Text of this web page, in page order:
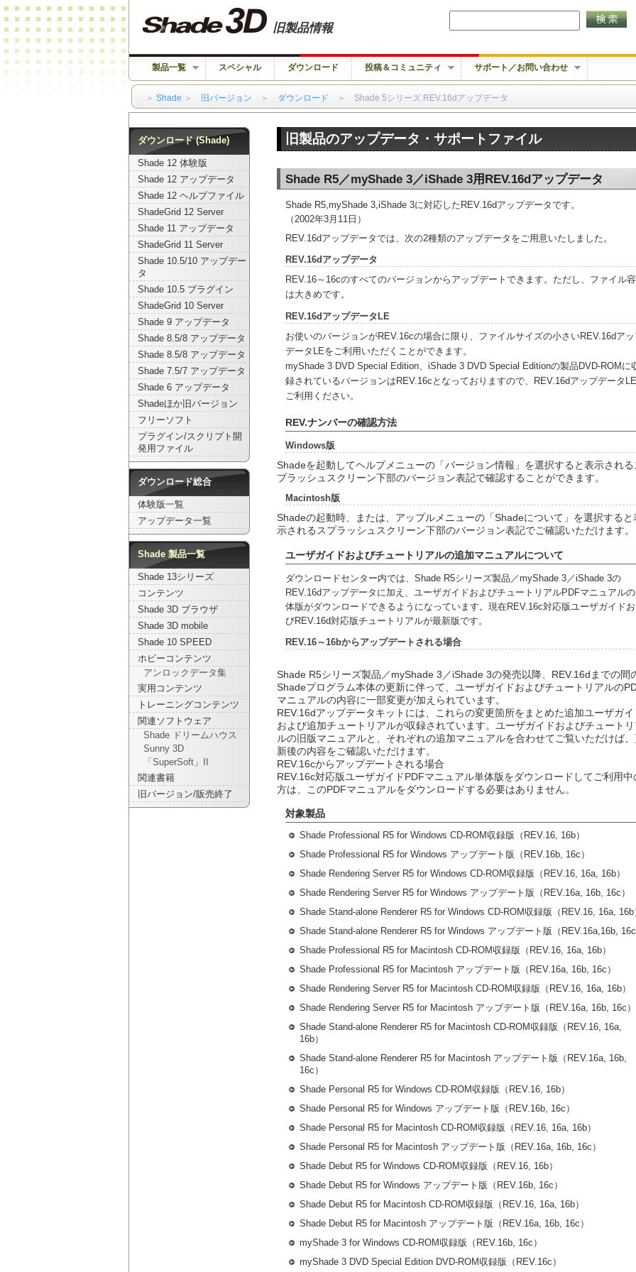
旧製品情報
製品一覧 スペシャル ダウンロード 投稿＆コミュニティ サポート／お問い合わせ
＞ Shade ＞ 旧バージョン ＞ ダウンロード ＞ Shade 5シリーズ REV.16dアップデータ
ダウンロード (Shade)
Shade 12 体験版
Shade 12 アップデータ
Shade 12 ヘルプファイル
ShadeGrid 12 Server
Shade 11 アップデータ
ShadeGrid 11 Server
Shade 10.5/10 アップデー
タ
Shade 10.5 プラグイン
ShadeGrid 10 Server
Shade 9 アップデータ
Shade 8.5/8 アップデータ
Shade 8.5/8 アップデータ
Shade 7.5/7 アップデータ
Shade 6 アップデータ
Shadeほか旧バージョン
フリーソフト
プラグイン/スクリプト開
発用ファイル
ダウンロード総合
体験版一覧
アップデータ一覧
Shade 製品一覧
Shade 13シリーズ
コンテンツ
Shade 3D ブラウザ
Shade 3D mobile
Shade 10 SPEED
ホビーコンテンツ
アンロックデータ集
実用コンテンツ
トレーニングコンテンツ
関連ソフトウェア
Shade ドリームハウス
Sunny 3D
「SuperSoft」II
関連書籍
旧バージョン/販売終了
旧製品のアップデータ・サポートファイル
Shade R5／myShade 3／iShade 3用REV.16dアップデータ
Shade R5,myShade 3,iShade 3に対応したREV.16dアップデータです。
（2002年3月11日）
REV.16dアップデータでは、次の2種類のアップデータをご用意いたしました。
REV.16dアップデータ
REV.16～16cのすべてのバージョンからアップデートできます。ただし、ファイル
は大きめです。
REV.16dアップデータLE
お使いのバージョンがREV.16cの場合に限り、ファイルサイズの小さいREV.16dア
データLEをご利用いただくことができます。
myShade 3 DVD Special Edition、iShade 3 DVD Special Editionの製品DVD-ROMに
録されているバージョンはREV.16cとなっておりますので、REV.16dアップデータ
ご利用ください。
REV.ナンバーの確認方法
Windows版
Shadeを起動してヘルプメニューの「バージョン情報」を選択すると表示される
プラッシュスクリーン下部のバージョン表記で確認することができます。
Macintosh版
Shadeの起動時、または、アップルメニューの「Shadeについて」を選択すると
示されるスプラッシュスクリーン下部のバージョン表記でご確認いただけます。
ユーザガイドおよびチュートリアルの追加マニュアルについて
ダウンロードセンター内では、Shade R5シリーズ製品／myShade 3／iShade 3の
REV.16dアップデータに加え、ユーザガイドおよびチュートリアルPDFマニュアル
体版がダウンロードできるようになっています。現在REV.16c対応版ユーザガイドお
びREV.16d対応版チュートリアルが最新版です。
REV.16～16bからアップデートされる場合
Shade R5シリーズ製品／myShade 3／iShade 3の発売以降、REV.16dまでの間
Shadeプログラム本体の更新に伴って、ユーザガイドおよびチュートリアルの
マニュアルの内容に一部変更が加えられています。
REV.16dアップデータキットには、これらの変更箇所をまとめた追加ユーザガイ
および追加チュートリアルが収録されています。ユーザガイドおよびチュートリ
ルの旧版マニュアルと、それぞれの追加マニュアルを合わせてご覧いただけば、
新後の内容をご確認いただけます。
REV.16cからアップデートされる場合
REV.16c対応版ユーザガイドPDFマニュアル単体版をダウンロードしてご利用中
方は、このPDFマニュアルをダウンロードする必要はありません。
対象製品
Shade Professional R5 for Windows CD-ROM収録版（REV.16, 16b）
Shade Professional R5 for Windows アップデート版（REV.16b, 16c）
Shade Rendering Server R5 for Windows CD-ROM収録版（REV.16, 16a, 16b）
Shade Rendering Server R5 for Windows アップデート版（REV.16a, 16b, 16c）
Shade Stand-alone Renderer R5 for Windows CD-ROM収録版（REV.16, 16a, 16b
Shade Stand-alone Renderer R5 for Windows アップデート版（REV.16a,16b, 16c
Shade Professional R5 for Macintosh CD-ROM収録版（REV.16, 16a, 16b）
Shade Professional R5 for Macintosh アップデート版（REV.16a, 16b, 16c）
Shade Rendering Server R5 for Macintosh CD-ROM収録版（REV.16, 16a, 16b）
Shade Rendering Server R5 for Macintosh アップデート版（REV.16a, 16b, 16c）
Shade Stand-alone Renderer R5 for Macintosh CD-ROM収録版（REV.16, 16a,
16b）
Shade Stand-alone Renderer R5 for Macintosh アップデート版（REV.16a, 16b,
16c）
Shade Personal R5 for Windows CD-ROM収録版（REV.16, 16b）
Shade Personal R5 for Windows アップデート版（REV.16b, 16c）
Shade Personal R5 for Macintosh CD-ROM収録版（REV.16, 16a, 16b）
Shade Personal R5 for Macintosh アップデート版（REV.16a, 16b, 16c）
Shade Debut R5 for Windows CD-ROM収録版（REV.16, 16b）
Shade Debut R5 for Windows アップデート版（REV.16b, 16c）
Shade Debut R5 for Macintosh CD-ROM収録版（REV.16, 16a, 16b）
Shade Debut R5 for Macintosh アップデート版（REV.16a, 16b, 16c）
myShade 3 for Windows CD-ROM収録版（REV.16b, 16c）
myShade 3 DVD Special Edition DVD-ROM収録版（REV.16c）